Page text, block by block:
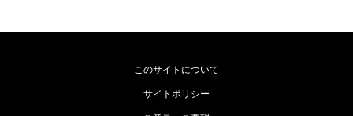
このサイトについて
サイトポリシー